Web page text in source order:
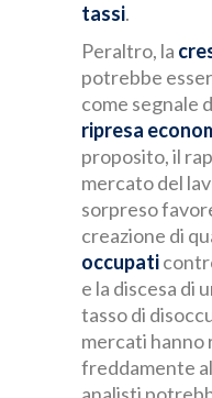
tassi.
Peraltro, la
potrebbe
come segnale
ripresa
proposito, il
mercato del
sorpreso
creazione di
occupati
e la discesa di
tasso di
mercati hanno
freddamente